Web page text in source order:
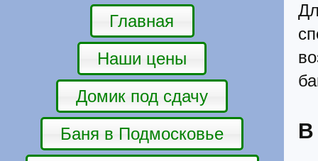
Главная
Наши цены
Домик под сдачу
Баня в Подмосковье
В